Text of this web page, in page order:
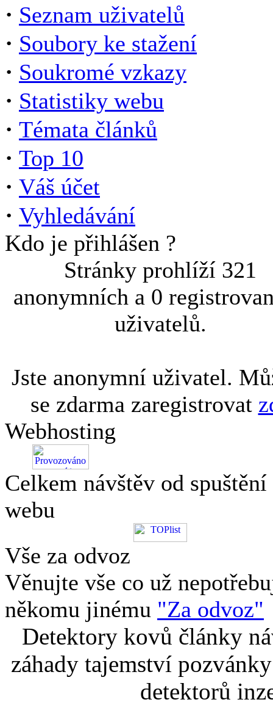
· Seznam uživatelů
· Soubory ke stažení
· Soukromé vzkazy
· Statistiky webu
· Témata článků
· Top 10
· Váš účet
· Vyhledávání
Kdo je přihlášen ?
Stránky prohlíží 321
anonymních a 0
uživatelů.
Jste anonymní uživatel.
se zdarma zaregistrovat
Webhosting
Celkem návštěv od spuštění
webu
Vše za odvoz
Věnujte vše co už
někomu jinému "Za odvoz"
Detektory kovů články
záhady tajemství
detektorů